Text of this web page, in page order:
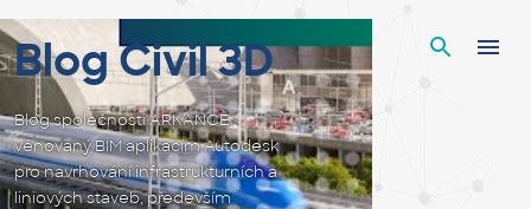
Blog Civil 3D
Blog společnosti ARKANCE
věnovaný BIM aplikacím Autodesk
pro navrhování infrastrukturních a
liniových staveb, především